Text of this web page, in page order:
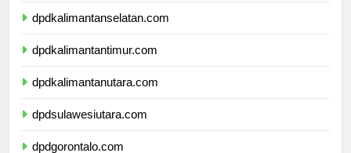
dpdkalimantanselatan.com
dpdkalimantantimur.com
dpdkalimantanutara.com
dpdsulawesiutara.com
dpdgorontalo.com